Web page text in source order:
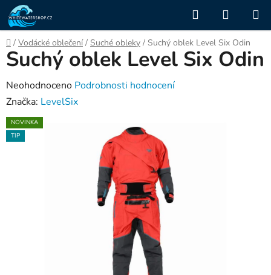
Přejít
na
obsah
Hledat
KOŠÍK
Domů
/ Vodácké oblečení / Suché obleky / Suchý oblek Level Six Odin
Suchý oblek Level Six Odin
Průměrné
hodnocení
produktu
je
Neohodnoceno Podrobnosti hodnocení
Značka: LevelSix
NOVINKA
TIP